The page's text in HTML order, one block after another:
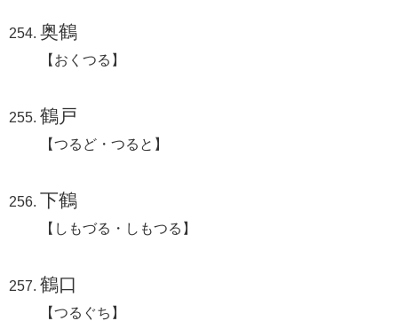
奥鶴
【おくつる】
鶴戸
【つるど・つると】
下鶴
【しもづる・しもつる】
鶴口
【つるぐち】